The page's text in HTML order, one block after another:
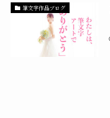
筆文字作品ブログ